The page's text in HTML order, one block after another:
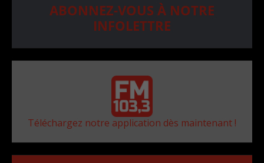
ABONNEZ-VOUS À NOTRE
INFOLETTRE
Téléchargez notre application dès maintenant !